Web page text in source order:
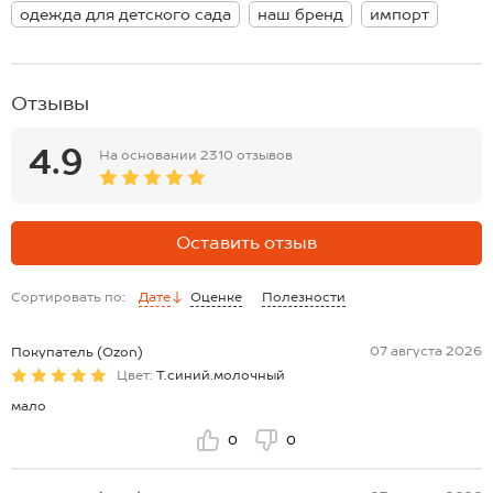
Размер 158: длина:65 см; ширина:53 см; длина рукава внешняя:67
см; длина рукава внутренняя:45 см.
одежда для детского сада
наш бренд импорт
Отзывы
4.9 На основании 2310 отзывов
Оставить отзыв
Сортировать по: Дате Оценке Полезности
Покупатель (Ozon)
07 августа 2026
Цвет: Т.синий.молочный
мало
0 0